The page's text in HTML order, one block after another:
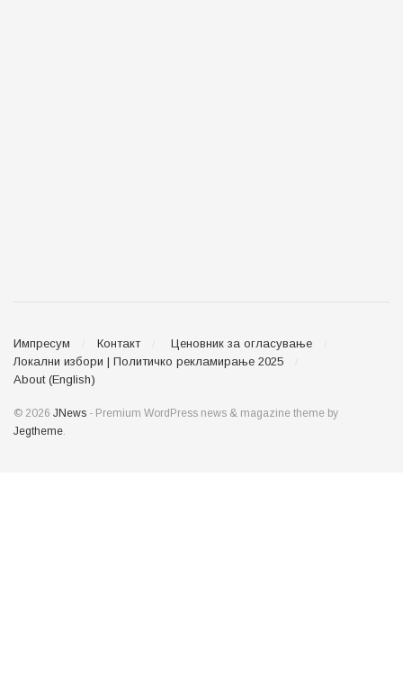
Импресум Контакт
Ценовник за огласување
Локални избори | Политичко рекламирање 2025
About (English)
© 2026 JNews - Premium WordPress news & magazine theme by
Jegtheme